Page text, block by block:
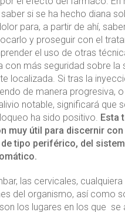
si se ha hecho diana
para, a partir de ahí,
y proseguir con el
el uso de otras
con más seguridad sobre la
localizada. Si tras la
de manera progresiva,
notable, significará que
ha sido positivo. Esta
muy útil para discernir
tipo periférico, del
las cervicales, cualquiera
del organismo, así como
los lugares en los que se